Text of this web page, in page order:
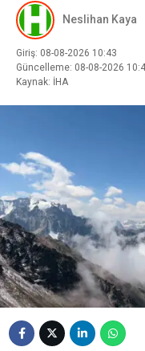
Neslihan Kaya
Giriş: 08-08-2026 10:43
Güncelleme: 08-08-2026
Kaynak: İHA